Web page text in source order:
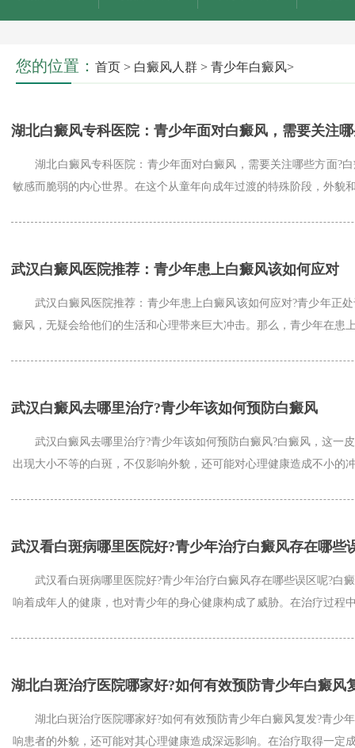
您的位置： 首页 > 白癜风人群 > 青少年白癜风>
湖北白癜风专科医院：青少年面对白癜风，需要关注
湖北白癜风专科医院：青少年面对白癜风，需要关注哪些方面?白
敏感而脆弱的内心世界。在这个从童年向成年过渡的特殊阶段，外貌
武汉白癜风医院推荐：青少年患上白癜风该如何应对
武汉白癜风医院推荐：青少年患上白癜风该如何应对?青少年正处
癜风，无疑会给他们的生活和心理带来巨大冲击。那么，青少年在患
武汉白癜风去哪里治疗?青少年该如何预防白癜风
武汉白癜风去哪里治疗?青少年该如何预防白癜风?白癜风，这一
出现大小不等的白斑，不仅影响外貌，还可能对心理健康造成不小的
武汉看白斑病哪里医院好?青少年治疗白癜风存在哪些
武汉看白斑病哪里医院好?青少年治疗白癜风存在哪些误区呢?白
响着成年人的健康，也对青少年的身心健康构成了威胁。在治疗过程
湖北白斑治疗医院哪家好?如何有效预防青少年白癜风
湖北白斑治疗医院哪家好?如何有效预防青少年白癜风复发?青少
响患者的外貌，还可能对其心理健康造成深远影响。在治疗取得一定